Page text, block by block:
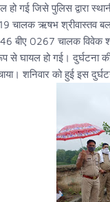
हो गई जिसे पुलिस द्वारा
चालक ऋषभ श्रीवास्तव
बीए 0267 चालक विवेक
से घायल हो गई। दुर्घटना
शनिवार को हुई इस